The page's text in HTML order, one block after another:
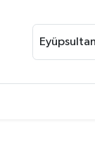
Eyüpsultan